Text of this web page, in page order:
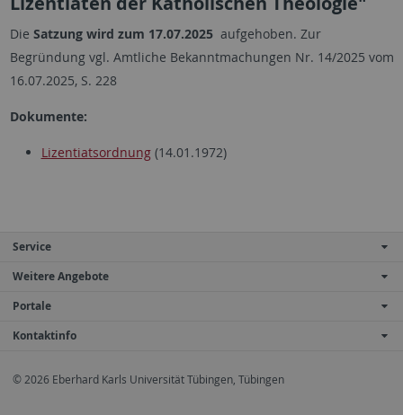
Die Satzung wird zum 17.07.2025aufgehoben. Zur
Begründung vgl. Amtliche Bekanntmachungen Nr. 14/2025 vom
16.07.2025, S. 228
Dokumente:
Lizentiatsordnung(14.01.1972)
Service
Weitere Angebote
Portale
Kontaktinfo
© 2026 Eberhard Karls Universität Tübingen, Tübingen